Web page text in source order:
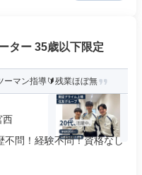
ター 35歳以下限定
ーマン指導🔰残業ほぼ無
西
問！経験不問！資格なし